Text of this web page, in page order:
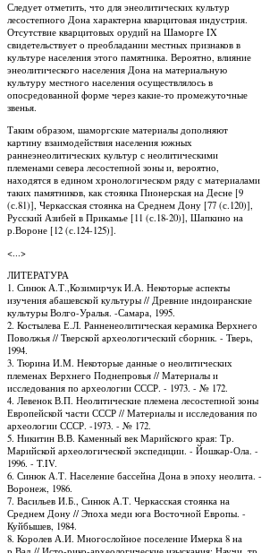
Следует отметить, что для энеолитических культур
лесостепного Дона характерна кварцитовая индустрия.
Отсутствие кварцитовых орудий на Шаморге IX
свидетельствует о преобладании местных признаков в
культуре населения этого памятника. Вероятно, влияние
энеолитического населения Дона на материальную
культуру местного населения осуществлялось в
опосредованной форме через какие-то промежуточные
звенья.
Таким образом, шаморгские материалы дополняют
картину взаимодействия населения южных
раннеэнеолитических культур с неолитическими
племенами севера лесостепной зоны и, вероятно,
находятся в едином хронологическом ряду с материалами
таких памятников, как стоянка Пионерская на Десне [9
(с.81)], Черкасская стоянка на Среднем Дону [77 (с.120)],
Русский Азибей в Прикамье [11 (с.18-20)], Шапкино на
р.Вороне [12 (с.124-125)].
<...>
ЛИТЕРАТУРА
1. Синюк А.Т.,Козимирчук И.А. Некоторые аспекты
изучения абашевской культуры // Древние индоиранские
культуры Волго-Уралья. -Самара, 1995.
2. Костылева Е.Л. Ранненеолитическая керамика Верхнего
Поволжья // Тверской археологический сборник. - Тверь,
1994.
3. Тюрина И.М. Некоторые данные о неолитических
племенах Верхнего Поднепровья // Материалы и
исследования по археологии СССР. - 1973. - № 172.
4. Левенок В.П. Неолитические племена лесостепной зоны
Европейской части СССР // Материалы и исследования по
археологии СССР. -1973. - № 172.
5. Никитин В.В. Каменный век Марийского края: Тр.
Марийской археологической экспедиции. - Йошкар-Ола. -
1996. - T.IV.
6. Синюк А.Т. Население бассейна Дона в эпоху неолита. -
Воронеж, 1986.
7. Васильев И.Б., Синюк А.Т. Черкасская стоянка на
Среднем Дону // Эпоха меди юга Восточной Европы. -
Куйбышев, 1984.
8. Королев А.И. Многослойное поселение Имерка 8 на